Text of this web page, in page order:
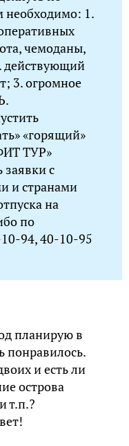
необходимо: 1.
чемоданы,
действующий
3. огромное
«горящий»
ТУР»
заявки с
и странами
на
по
94, 40-10-95
планирую в
понравилось.
и есть ли
острова
т.п.?